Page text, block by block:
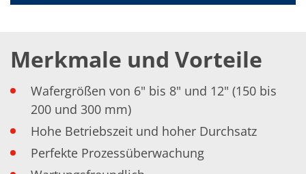
TruEtch®
Ausbildung & Studium
RENA_Benefits
Studium
Praktikum
News Ausbildung & Studium
RENA als Arbeitgeber
Bewerben bei RENA
Stellenangebote
Merkmale und Vorteile
Wafergrößen von 6" bis 8" und 12" (150 bis
200 und 300 mm)
Hohe Betriebszeit und hoher Durchsatz
Perfekte Prozessüberwachung